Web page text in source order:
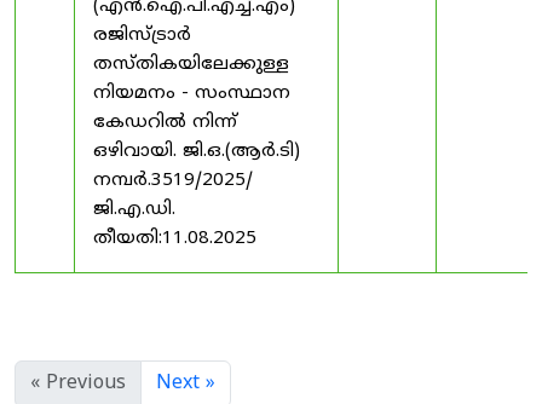
(എൻ.ഐ.പി.എച്ച്.എം)
രജിസ്ട്രാർ
തസ്തികയിലേക്കുള്ള
നിയമനം - സംസ്ഥാന
കേഡറിൽ നിന്ന്
ഒഴിവായി. ജി.ഒ.(ആർ.ടി)
നമ്പർ.3519/2025/
ജി.എ.ഡി.
തീയതി:11.08.2025
« Previous Next »